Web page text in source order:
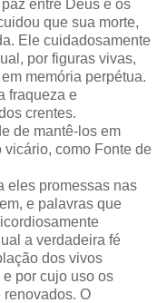
entre Deus e os
que sua morte,
Ele cuidadosamente
por figuras vivas,
memória perpétua.
fraqueza e
crentes.
de mantê-los em
como Fonte de
eles promessas nas
e palavras que
a verdadeira fé
dos vivos
por cujo uso os
renovados. O